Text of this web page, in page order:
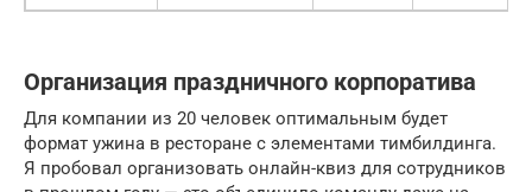
Организация праздничного корпоратива
Для компании из 20 человек оптимальным будет
формат ужина в ресторане с элементами тимбилдинга.
Я пробовал организовать онлайн-квиз для сотрудников